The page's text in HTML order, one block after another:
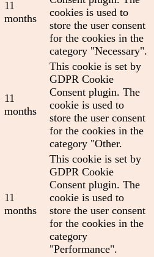
11
months
cookies is used to
store the user consent
for the cookies in the
category "Necessary".
11
months
This cookie is set by
GDPR Cookie
Consent plugin. The
cookie is used to
store the user consent
for the cookies in the
category "Other.
11
months
This cookie is set by
GDPR Cookie
Consent plugin. The
cookie is used to
store the user consent
for the cookies in the
category
"Performance".